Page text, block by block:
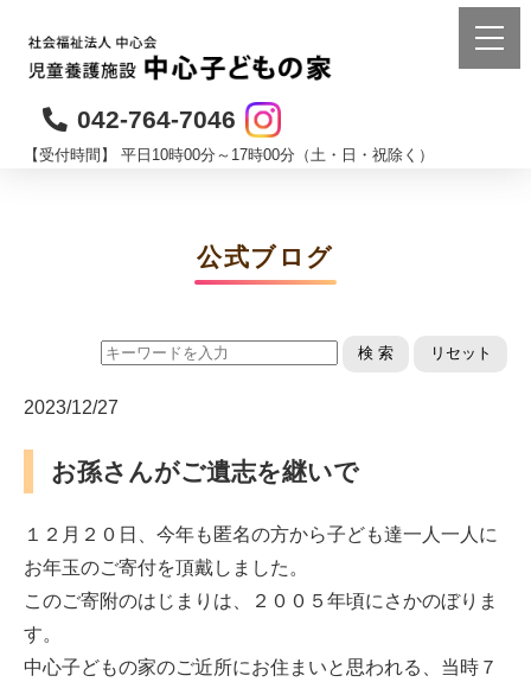
042-764-7046
【受付時間】 平日10時00分～17時00分（土・日・祝除く）
公式ブログ
検 索 リセット
2023/12/27
お孫さんがご遺志を継いで
１２月２０日、今年も匿名の方から子ども達一人一人に
お年玉のご寄付を頂戴しました。
このご寄附のはじまりは、２００５年頃にさかのぼりま
す。
中心子どもの家のご近所にお住まいと思われる、当時７